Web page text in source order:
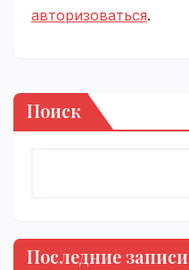
авторизоваться.
Поиск
Последние записи